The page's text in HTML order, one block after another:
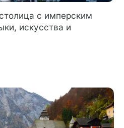
с имперским
искусства и